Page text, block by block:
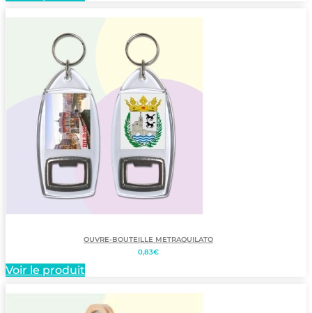
OUVRE-BOUTEILLE METRAQUILATO
0,83€
Voir le produit